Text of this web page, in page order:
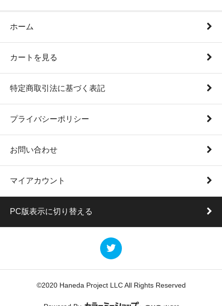
ホーム
カートを見る
特定商取引法に基づく表記
プライバシーポリシー
お問い合わせ
マイアカウント
PC版表示に切り替える
©2020 Haneda Project LLC All Rights Reserved